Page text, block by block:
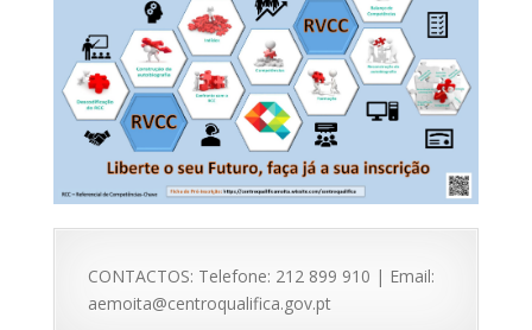
CONTACTOS: Telefone: 212 899 910 | Email:
aemoita@centroqualifica.gov.pt